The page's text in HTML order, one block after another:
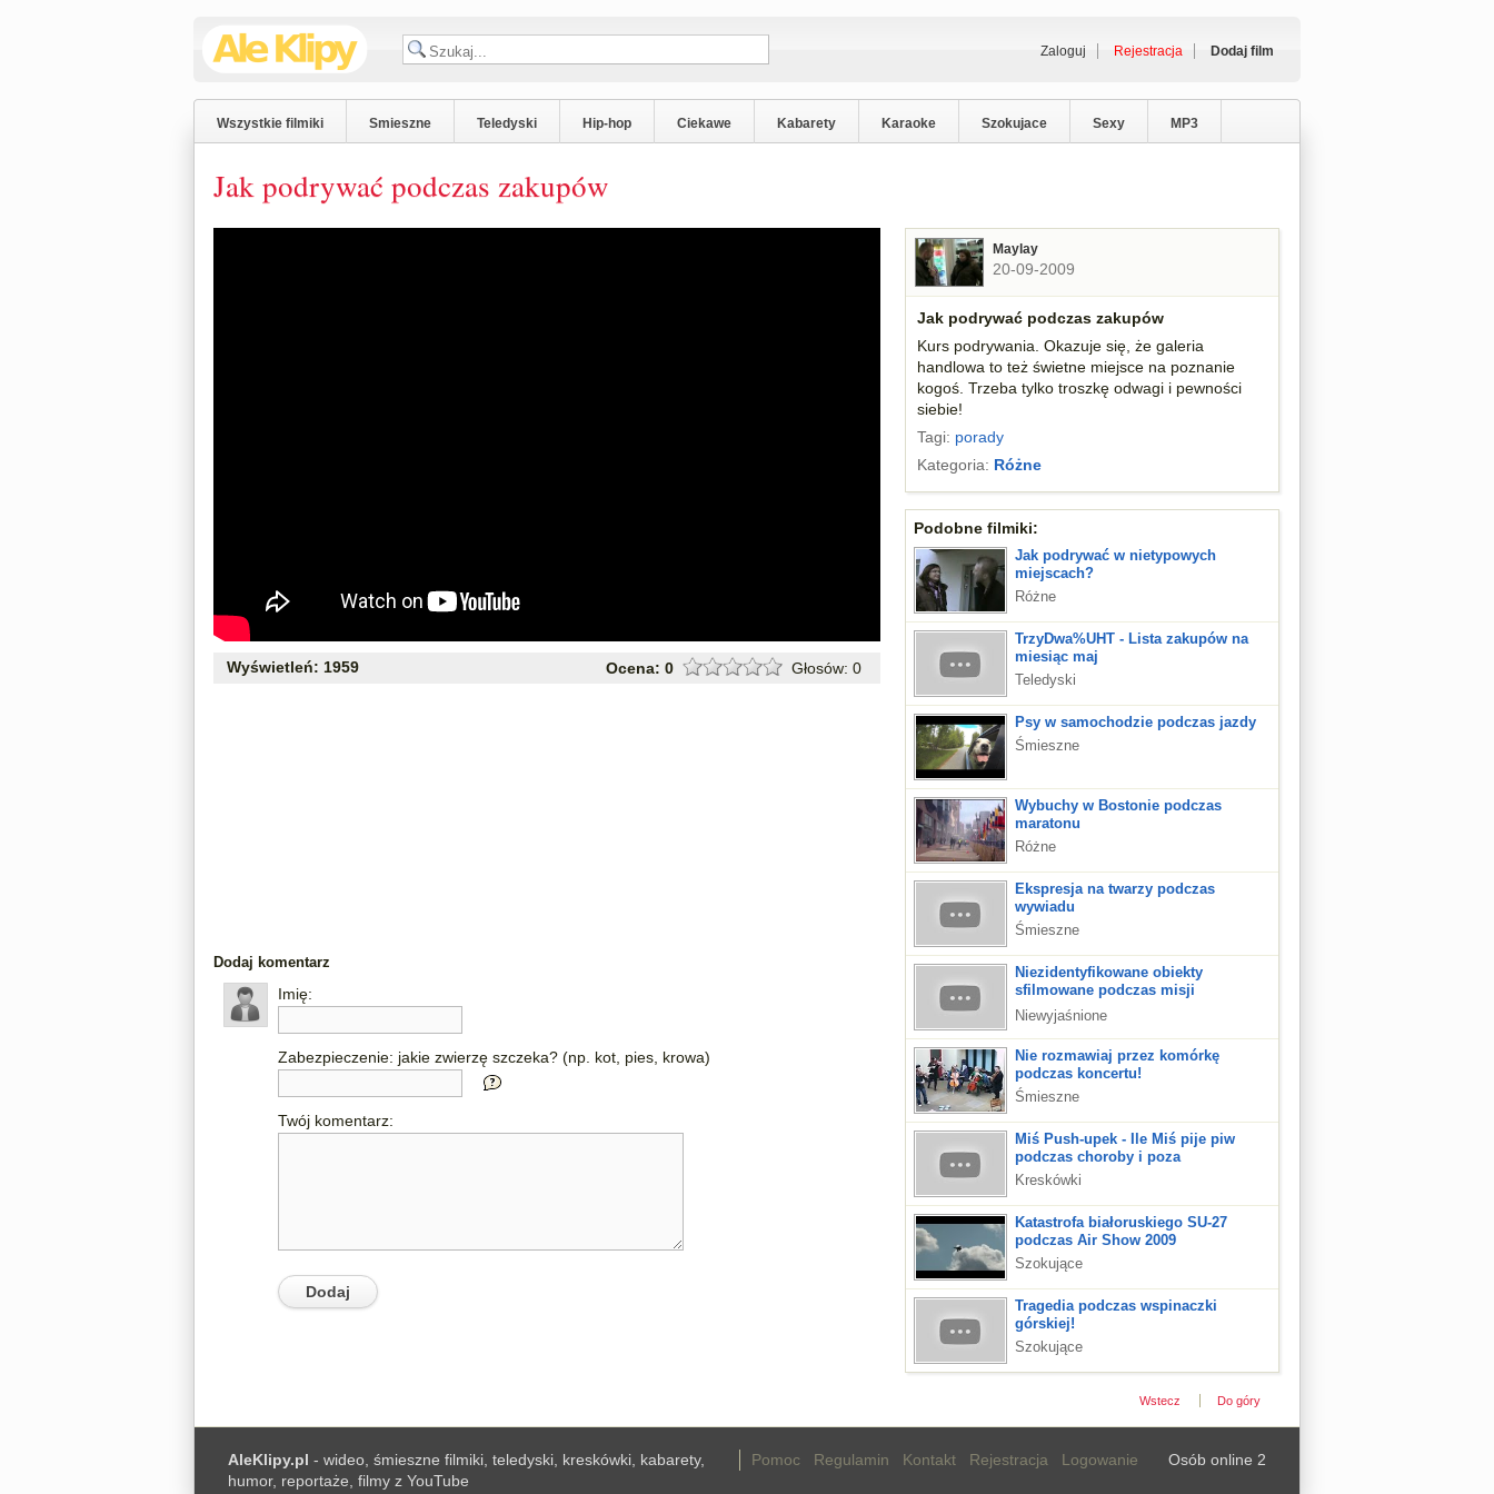
Zaloguj Rejestracja Dodaj film
Wszystkie filmiki Smieszne Teledyski Hip-hop Ciekawe Kabarety Karaoke Szokujace Sexy MP3
Jak podrywać podczas zakupów
Wyświetleń: 1959 Ocena: 0 Głosów: 0
Dodaj komentarz
Imię:
Zabezpieczenie: jakie zwierzę szczeka? (np. kot, pies, krowa)
Twój komentarz:
Maylay
20-09-2009
Jak podrywać podczas zakupów
Kurs podrywania. Okazuje się, że galeria
handlowa to też świetne miejsce na poznanie
kogoś. Trzeba tylko troszkę odwagi i pewności
siebie!
Tagi: porady
Kategoria: Różne
Podobne filmiki:
Jak podrywać w nietypowych
miejscach?
Różne
TrzyDwa%UHT - Lista zakupów na
miesiąc maj
Teledyski
Psy w samochodzie podczas jazdy
Śmieszne
Wybuchy w Bostonie podczas
maratonu
Różne
Ekspresja na twarzy podczas
wywiadu
Śmieszne
Niezidentyfikowane obiekty
sfilmowane podczas misji
kosmicznych
Niewyjaśnione
Nie rozmawiaj przez komórkę
podczas koncertu!
Śmieszne
Miś Push-upek - Ile Miś pije piw
podczas choroby i poza
Kreskówki
Katastrofa białoruskiego SU-27
podczas Air Show 2009
Szokujące
Tragedia podczas wspinaczki
górskiej!
Szokujące
Wstecz Do góry
AleKlipy.pl - wideo, śmieszne filmiki, teledyski, kreskówki, kabarety,
humor, reportaże, filmy z YouTube
Pomoc Regulamin Kontakt Rejestracja Logowanie Osób online 2